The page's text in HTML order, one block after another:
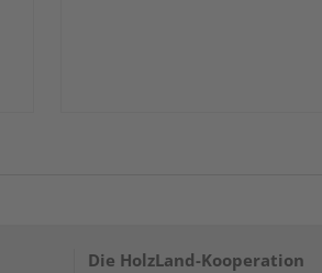
Die HolzLand-Kooperation